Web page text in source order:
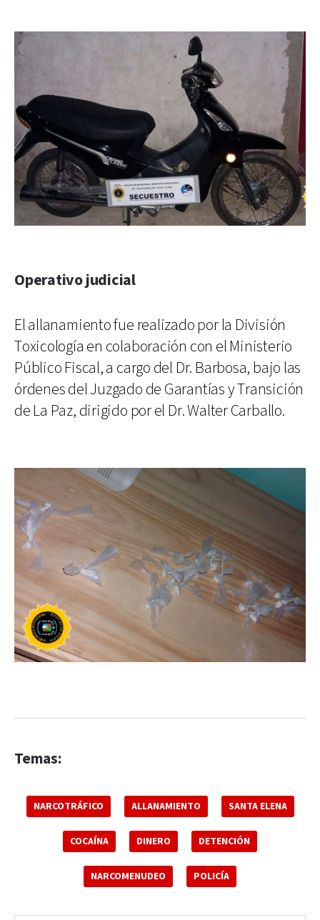
Operativo judicial
El allanamiento fue realizado por la División
Toxicología en colaboración con el Ministerio
Público Fiscal, a cargo del Dr. Barbosa, bajo las
órdenes del Juzgado de Garantías y Transición
de La Paz, dirigido por el Dr. Walter Carballo.
Temas:
NARCOTRÁFICO ALLANAMIENTO SANTA ELENA
COCAÍNA DINERO DETENCIÓN
NARCOMENUDEO POLICÍA